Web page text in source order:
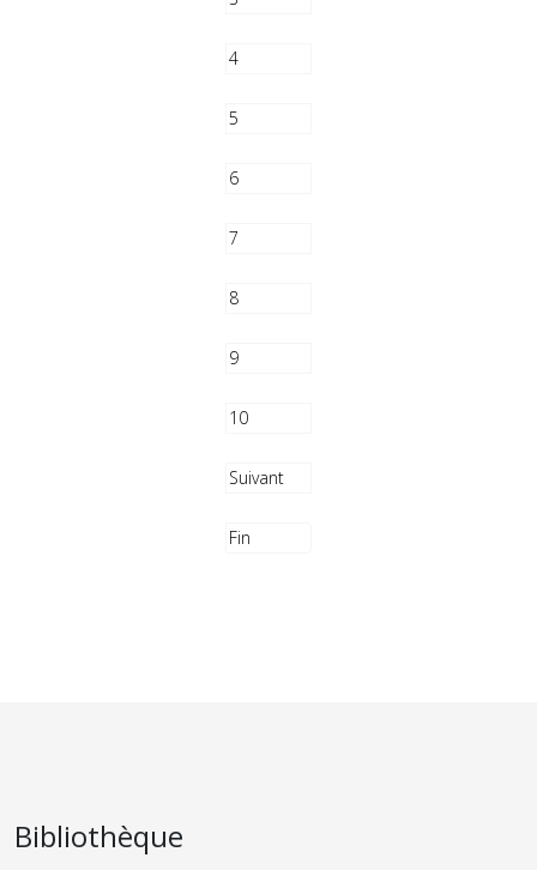
4
5
6
7
8
9
10
Suivant
Fin
Bibliothèque